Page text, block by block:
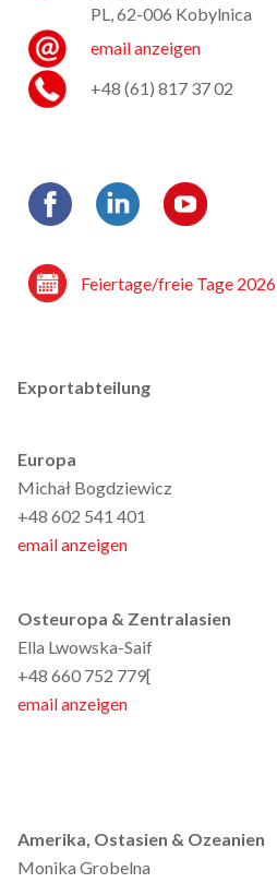
PL, 62-006 Kobylnica
email anzeigen
+48 (61) 817 37 02
Feiertage/freie Tage 2026
Exportabteilung
Europa
Michał Bogdziewicz
+48 602 541 401
email anzeigen
Osteuropa & Zentralasien
Ella Lwowska-Saif
+48 660 752 779[
email anzeigen
Amerika, Ostasien & Ozeanien
Monika Grobelna